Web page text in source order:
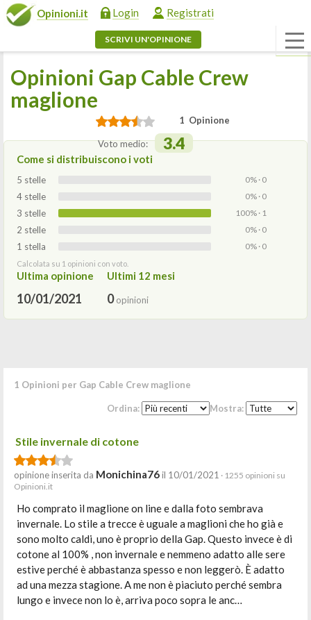
Opinioni.it Login Registrati
SCRIVI UN'OPINIONE
Opinioni Gap Cable Crew
maglione
1 Opinione
Voto medio: 3.4
Come si distribuiscono i voti
5 stelle 0% · 0
4 stelle 0% · 0
3 stelle 100% · 1
2 stelle 0% · 0
1 stella 0% · 0
Calcolata su 1 opinioni con voto.
Ultima opinione
10/01/2021
Ultimi 12 mesi
0opinioni
1 Opinioni per Gap Cable Crew maglione
Ordina: Mostra:
Stile invernale di cotone
opinione inserita da Monichina76il 10/01/2021 · 1255 opinioni su
Opinioni.it
Ho comprato il maglione on line e dalla foto sembrava
invernale. Lo stile a trecce è uguale a maglioni che ho già e
sono molto caldi, uno è proprio della Gap. Questo invece è di
cotone al 100% , non invernale e nemmeno adatto alle sere
estive perché è abbastanza spesso e non leggerò. È adatto
ad una mezza stagione. A me non è piaciuto perché sembra
lungo e invece non lo è, arriva poco sopra le anc…